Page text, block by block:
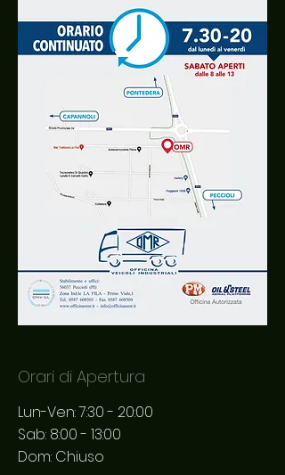
Orari di Apertura
Lun-Ven: 7:30 - 20:00
Sab: 8:00 - 13:00
Dom: Chiuso